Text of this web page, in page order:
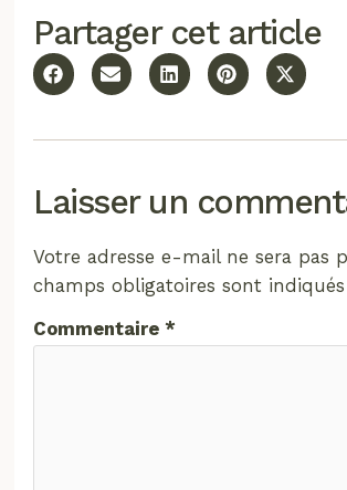
Partager cet article
Laisser un
Votre adresse e-mail ne sera pas
champs obligatoires sont indiqués
Commentaire*